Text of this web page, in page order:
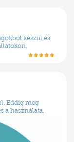
készül,és
Eddig meg
a használata.